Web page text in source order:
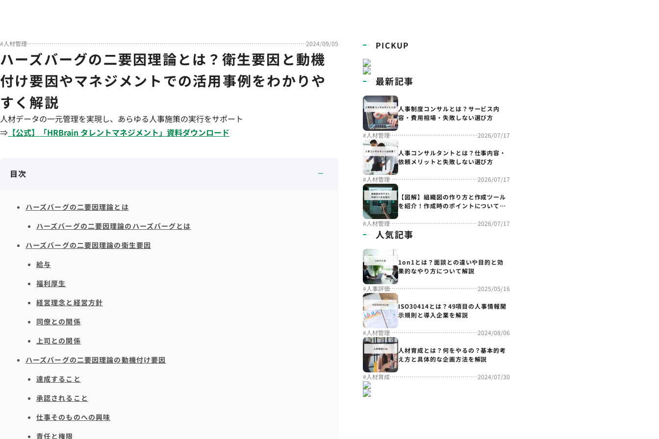
#人材管理 2024/09/05
ハーズバーグの二要因理論とは？衛生要因と動機
付け要因やマネジメントでの活用事例をわかりや
すく解説
人材データの一元管理を実現し、あらゆる人事施策の実行をサポート
⇒ 【公式】「HRBrain タレントマネジメント」資料ダウンロード
目次
ハーズバーグの二要因理論とは
ハーズバーグの二要因理論のハーズバーグとは
ハーズバーグの二要因理論の衛生要因
給与
福利厚生
経営理念と経営方針
同僚との関係
上司との関係
ハーズバーグの二要因理論の動機付け要因
達成すること
承認されること
仕事そのものへの興味
責任と権限
PICKUP
最新記事
人事制度コンサルとは？サービス内
容・費用相場・失敗しない選び方
#人材管理 2026/07/17
人事コンサルタントとは？仕事内容・
依頼メリットと失敗しない選び方
#人材管理 2026/07/17
【図解】組織図の作り方と作成ツール
を紹介！作成時のポイントについても
#人材管理 2026/07/17
人気記事
1on1とは？面談との違いや目的と効
果的なやり方について解説
#人事評価 2025/05/16
ISO30414とは？49項目の人事情報開
示規則と導入企業を解説
#人材管理 2024/08/06
人材育成とは？何をやるの？基本的考
え方と具体的な企画方法を解説
#人材育成 2024/07/30